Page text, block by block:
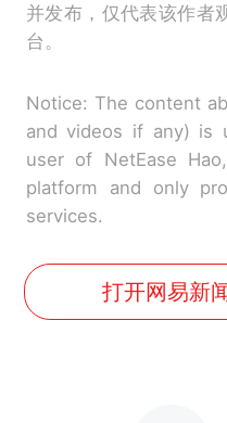
并发布，仅代表该作者
台。
Notice: The content
and videos if any) is
user of NetEase
platform and only
services.
打开网易新